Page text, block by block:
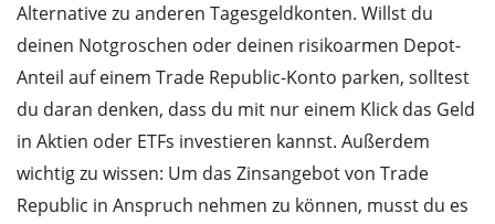
Alternative zu anderen Tagesgeldkonten. Willst du
deinen Notgroschen oder deinen risikoarmen Depot-
Anteil auf einem Trade Republic-Konto parken, solltest
du daran denken, dass du mit nur einem Klick das Geld
in Aktien oder ETFs investieren kannst. Außerdem
wichtig zu wissen: Um das Zinsangebot von Trade
Republic in Anspruch nehmen zu können, musst du es